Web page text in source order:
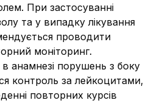
При застосуванні
та у випадку лікування
проводити
моніторинг.
в анамнезі порушень з боку
контроль за лейкоцитами,
повторних курсів